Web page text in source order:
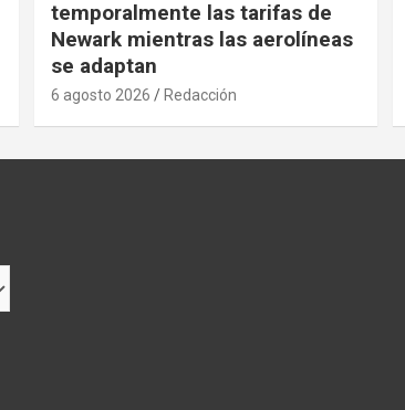
temporalmente las tarifas de
Newark mientras las aerolíneas
se adaptan
6 agosto 2026 Redacción